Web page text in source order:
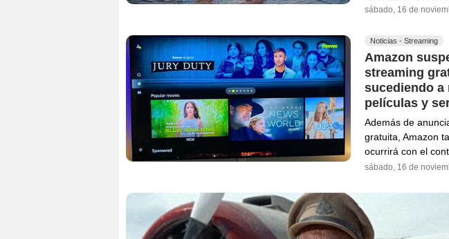
sábado, 16 de
Noticias - Streaming
Amazon
streaming
sucediendo a
películas y
Además de
gratuita, Amazon
ocurrirá con el
sábado, 16 de